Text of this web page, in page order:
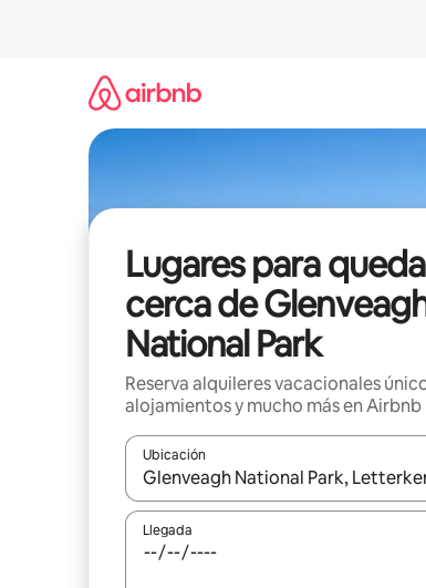
Lugares para
cerca de
National Park
Reserva alquileres vacacionales
alojamientos y mucho más en Airbnb
Ubicación
Cuando los resultados estén
Llegada